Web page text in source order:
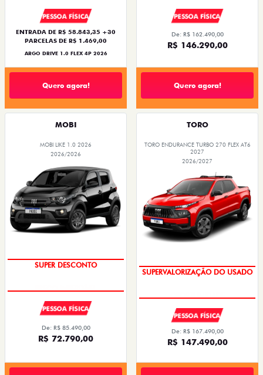
PESSOA FÍSICA
ENTRADA DE R$ 58.843,35 +30
PARCELAS DE R$ 1.469,00
ARGO DRIVE 1.0 FLEX 4P 2026
Quero agora!
PESSOA FÍSICA
De: R$ 162.490,00
R$ 146.290,00
Quero agora!
MOBI
MOBI LIKE 1.0 2026
2026/2026
SUPER DESCONTO
PESSOA FÍSICA
De: R$ 85.490,00
R$ 72.790,00
TORO
TORO ENDURANCE TURBO 270 FLEX AT6
2027
2026/2027
SUPERVALORIZAÇÃO DO USADO
PESSOA FÍSICA
De: R$ 167.490,00
R$ 147.490,00